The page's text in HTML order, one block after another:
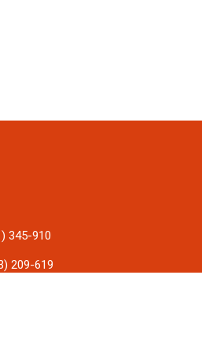
345-910
209-619